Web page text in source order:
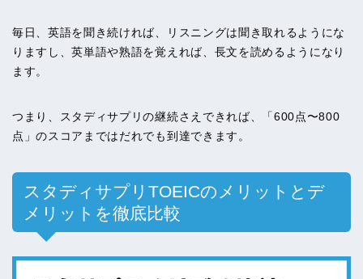
毎日、英語を聞き続ければ、リスニングは聞き取れるようにな
りますし、英単語や熟語を覚えれば、長文を読めるようになり
ます。
つまり、スタディサプリの継続さえできれば、「600点〜800
点」のスコアまではだれでも到達できます。
スタディサプリTOEICのメリットとデ
メリットを徹底比較